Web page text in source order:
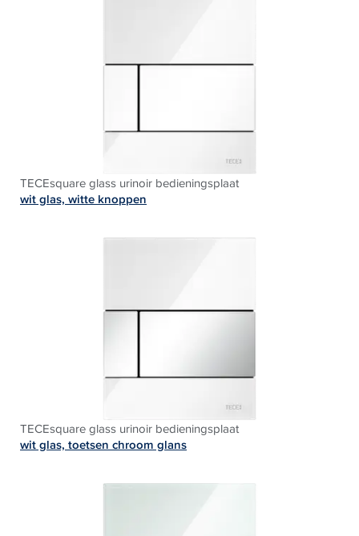
TECEsquare glass urinoir bedieningsplaat
wit glas, witte knoppen
TECEsquare glass urinoir bedieningsplaat
wit glas, toetsen chroom glans